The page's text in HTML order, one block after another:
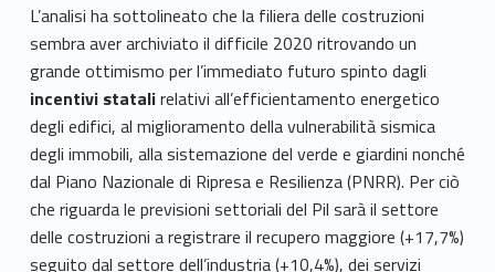
L’analisi ha sottolineato che la filiera delle costruzioni
sembra aver archiviato il difficile 2020 ritrovando un
grande ottimismo per l’immediato futuro spinto dagli
incentivi statalirelativi all’efficientamento energetico
degli edifici, al miglioramento della vulnerabilità sismica
degli immobili, alla sistemazione del verde e giardini nonché
dal Piano Nazionale di Ripresa e Resilienza (PNRR). Per ciò
che riguarda le previsioni settoriali del Pil sarà il settore
delle costruzioni a registrare il recupero maggiore (+17,7%)
seguito dal settore dell’industria (+10,4%), dei servizi